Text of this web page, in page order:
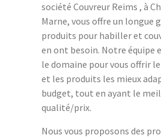
société Couvreur Reims , à
Marne, vous offre un longue
produits pour habiller et
en ont besoin. Notre équipe
le domaine pour vous offrir
et les produits les mieux
budget, tout en ayant le
qualité/prix.
Nous vous proposons des